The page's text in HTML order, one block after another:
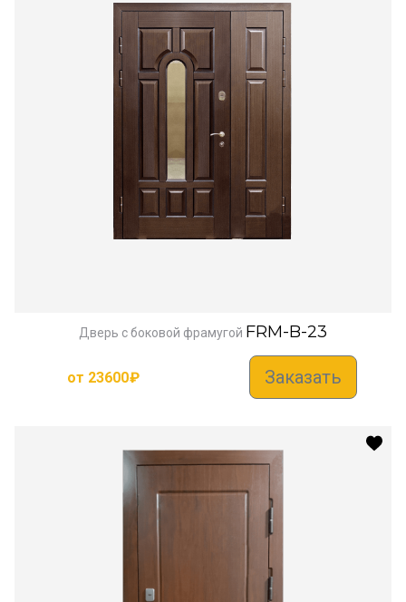
Дверь с боковой фрамугой FRM-B-23
от 23600₽ Заказать